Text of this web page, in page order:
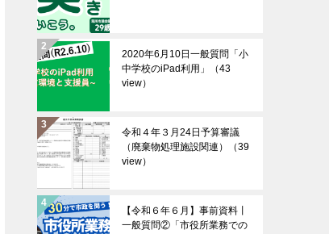
2020年6月10日一般質問「小
中学校のiPad利用」
（43
view）
令和４年３月24日予算審議
（廃棄物処理施設関連）
（39
view）
【令和６年６月】事前資料丨
一般質問②「市役所業務での